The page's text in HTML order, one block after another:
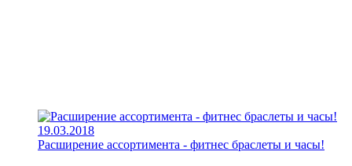
19.03.2018
Расширение ассортимента - фитнес браслеты и часы!